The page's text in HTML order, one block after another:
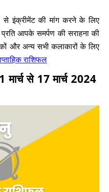
से इंक्रीमेंट की मांग करने के लिए
प्रति आपके समर्पण की सराहना की
और अन्य सभी कलाकारों के लिए
राशिफल
मार्च से 17 मार्च 2024